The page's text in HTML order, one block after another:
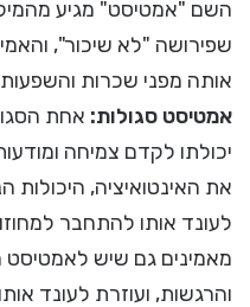
השם "אמטיסט" מגיע
שפירושה "לא שיכור",
אותה מפני שכרות
אמטיסט סגולות: אחת
יכולתו לקדם צמיחה
את האינטואיציה, היכולות
לעונד אותו להתחבר
מאמינים גם שיש
והרגשות, ועוזרת לעונד